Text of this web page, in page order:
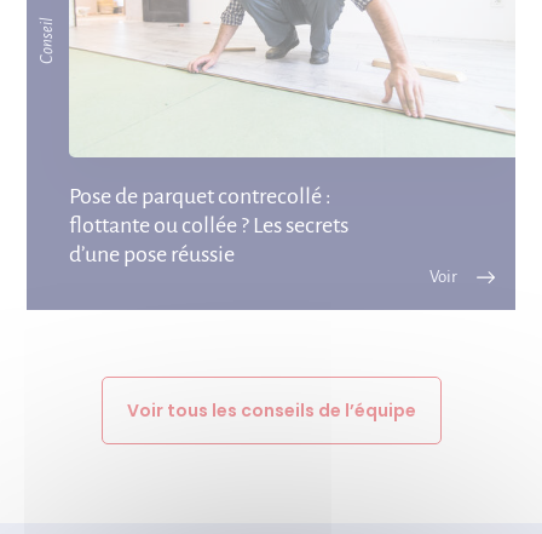
Conseil
Pose de parquet contrecollé :
flottante ou collée ? Les secrets
d’une pose réussie
Voir tous les conseils de l’équipe